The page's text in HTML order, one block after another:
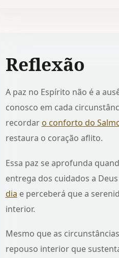
Reflexão
A paz no Espírito não é a
conosco em cada
recordar o conforto do
restaura o coração aflito.
Essa paz se aprofunda
entrega dos cuidados a
dia e perceberá que a
interior.
Mesmo que as
repouso interior que